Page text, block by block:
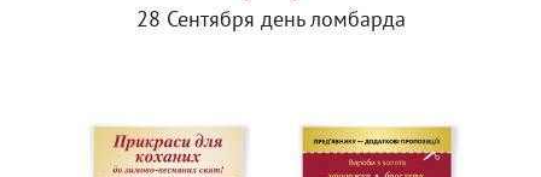
28 Сентября день ломбарда